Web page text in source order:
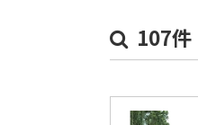
107件